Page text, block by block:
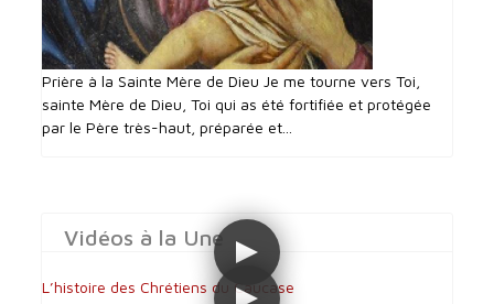
Prière à la Sainte Mère de Dieu Je me tourne vers Toi,
sainte Mère de Dieu, Toi qui as été fortifiée et protégée
par le Père très-haut, préparée et...
Vidéos à la Une
L’histoire des Chrétiens du Caucase